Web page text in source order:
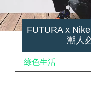
FUTURA x
潮人
綠色生活